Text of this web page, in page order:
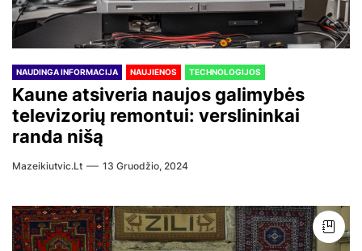
NAUDINGA INFORMACIJA NAUJIENOS TECHNOLOGIJOS
Kaune atsiveria naujos galimybės
televizorių remontui: verslininkai
randa nišą
Mazeikiutvic.lt 13 Gruodžio, 2024